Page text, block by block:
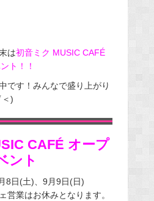
は初音ミク MUSIC CAFÉ
ト！！
です！みんなで盛り上がり
)
CAFÉ オープ
ント
8日(土)、9月9日(日)
営業はお休みとなります。